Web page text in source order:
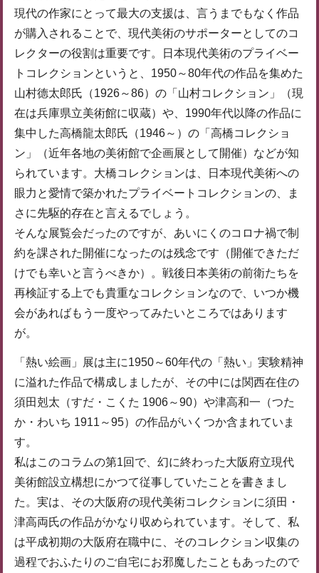
現代の作家にとって最大の支援は、言うまでもなく作品
が購入されることで、現代美術のサポーターとしてのコ
レクターの役割は重要です。日本現代美術のプライベー
トコレクションというと、1950～80年代の作品を集めた
山村德太郎氏（1926～86）の「山村コレクション」（現
在は兵庫県立美術館に収蔵）や、1990年代以降の作品に
集中した高橋龍太郎氏（1946～）の「高橋コレクショ
ン」（近年各地の美術館で企画展として開催）などが知
られています。大橋コレクションは、日本現代美術への
眼力と愛情で築かれたプライベートコレクションの、ま
さに先駆的存在と言えるでしょう。
そんな展覧会だったのですが、あいにくのコロナ禍で制
約を課された開催になったのは残念です（開催できただ
けでも幸いと言うべきか）。戦後日本美術の前衛たちを
再検証する上でも貴重なコレクションなので、いつか機
会があればもう一度やってみたいところではあります
が。
「熱い絵画」展は主に1950～60年代の「熱い」実験精神
に溢れた作品で構成しましたが、その中には関西在住の
須田剋太（すだ・こくた 1906～90）や津高和一（つた
か・わいち 1911～95）の作品がいくつか含まれていま
す。
私はこのコラムの第1回で、幻に終わった大阪府立現代
美術館設立構想にかつて従事していたことを書きまし
た。実は、その大阪府の現代美術コレクションに須田・
津高両氏の作品がかなり収められています。そして、私
は平成初期の大阪府在職中に、そのコレクション収集の
過程でおふたりのご自宅にお邪魔したこともあったので